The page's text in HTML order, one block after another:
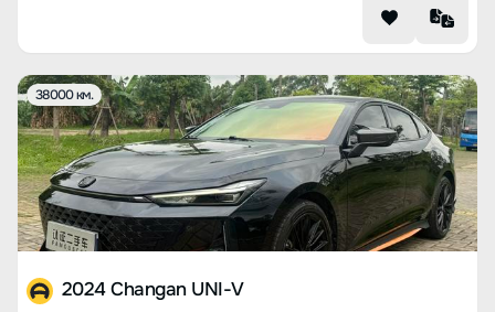
38000 км.
2024 Changan UNI-V